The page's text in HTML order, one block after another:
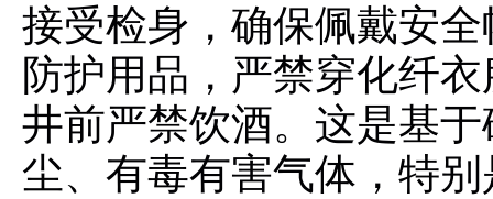
接受检身，确保佩戴安
防护用品，严禁穿化纤
井前严禁饮酒。这是基
尘、有毒有害气体，特